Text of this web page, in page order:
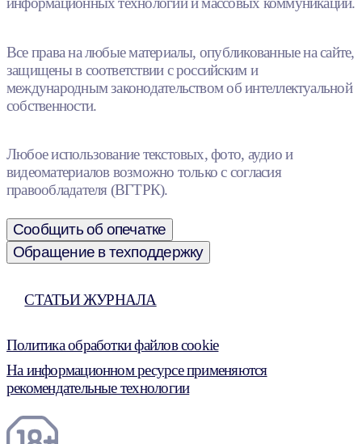
Все права на любые материалы, опубликованные на сайте,
защищены в соответствии с российским и
международным законодательством об интеллектуальной
собственности.
Любое использование текстовых, фото, аудио и
видеоматериалов возможно только с согласия
правообладателя (ВГТРК).
Сообщить об опечатке
Обращение в техподдержку
СТАТЬИ ЖУРНАЛА
Политика обработки файлов cookie
На информационном ресурсе применяются
рекомендательные технологии